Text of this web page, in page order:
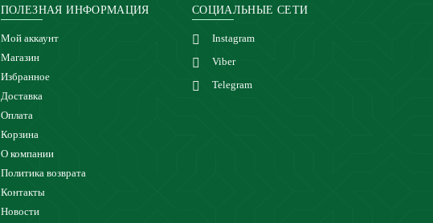
ПОЛЕЗНАЯ ИНФОРМАЦИЯ
Мой аккаунт
Магазин
Избранное
Доставка
Оплата
Корзина
О компании
Политика возврата
Контакты
Новости
СОЦИАЛЬНЫЕ СЕТИ
Instagram
Viber
Telegram